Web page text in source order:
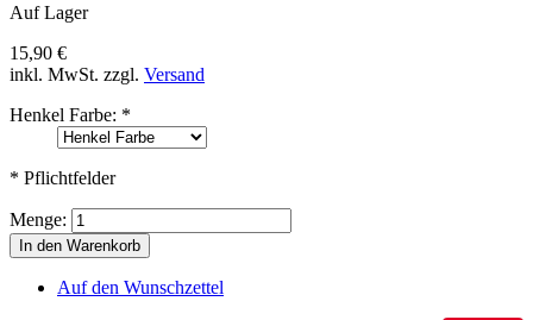
Auf Lager
15,90 €
inkl. MwSt. zzgl. Versand
Henkel Farbe: *
* Pflichtfelder
Menge:
In den Warenkorb
Auf den Wunschzettel